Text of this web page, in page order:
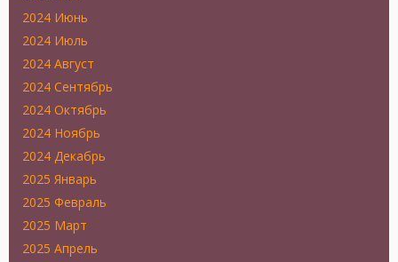
2024 Июнь
2024 Июль
2024 Август
2024 Сентябрь
2024 Октябрь
2024 Ноябрь
2024 Декабрь
2025 Январь
2025 Февраль
2025 Март
2025 Апрель